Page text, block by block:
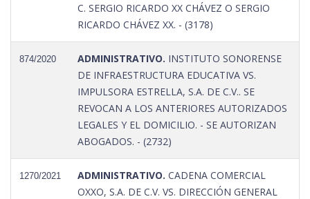
C. SERGIO RICARDO XX CHÁVEZ O SERGIO
RICARDO CHÁVEZ XX. - (3178)
874/2020 ADMINISTRATIVO. INSTITUTO SONORENSE
DE INFRAESTRUCTURA EDUCATIVA VS.
IMPULSORA ESTRELLA, S.A. DE C.V.. SE
REVOCAN A LOS ANTERIORES AUTORIZADOS
LEGALES Y EL DOMICILIO. - SE AUTORIZAN
ABOGADOS. - (2732)
1270/2021 ADMINISTRATIVO. CADENA COMERCIAL
OXXO, S.A. DE C.V. VS. DIRECCIÓN GENERAL